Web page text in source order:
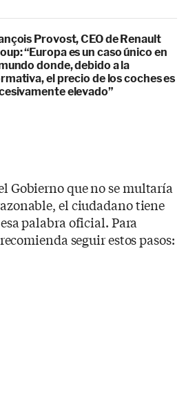
Provost, CEO de Renault
“Europa es un caso único en
donde, debido a la
el precio de los coches es
elevado”
Gobierno que no se multaría
el ciudadano tiene
palabra oficial. Para
seguir estos pasos: